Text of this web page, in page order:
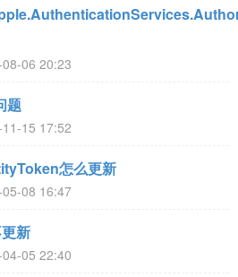
06 20:23
题
15 17:52
怎么更新
05-08 16:47
新
05 22:40